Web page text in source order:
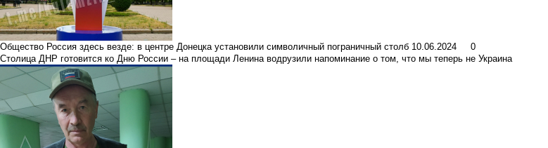
Общество Россия здесь везде: в центре Донецка установили символичный пограничный столб 10.06.2024
0
Столица ДНР готовится ко Дню России – на площади Ленина водрузили напоминание о том, что мы теперь не Украина